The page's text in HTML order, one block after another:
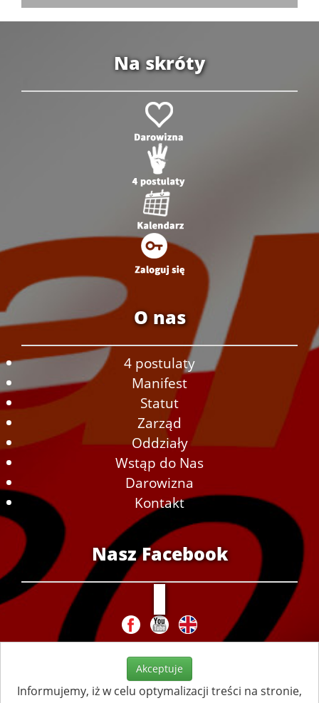
Na skróty
O nas
4 postulaty
Manifest
Statut
Zarząd
Oddziały
Wstąp do Nas
Darowizna
Kontakt
Nasz Facebook
Akceptuje
Informujemy, iż w celu optymalizacji treści na stronie,